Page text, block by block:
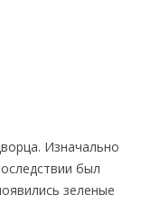
Изначально
был
зеленые